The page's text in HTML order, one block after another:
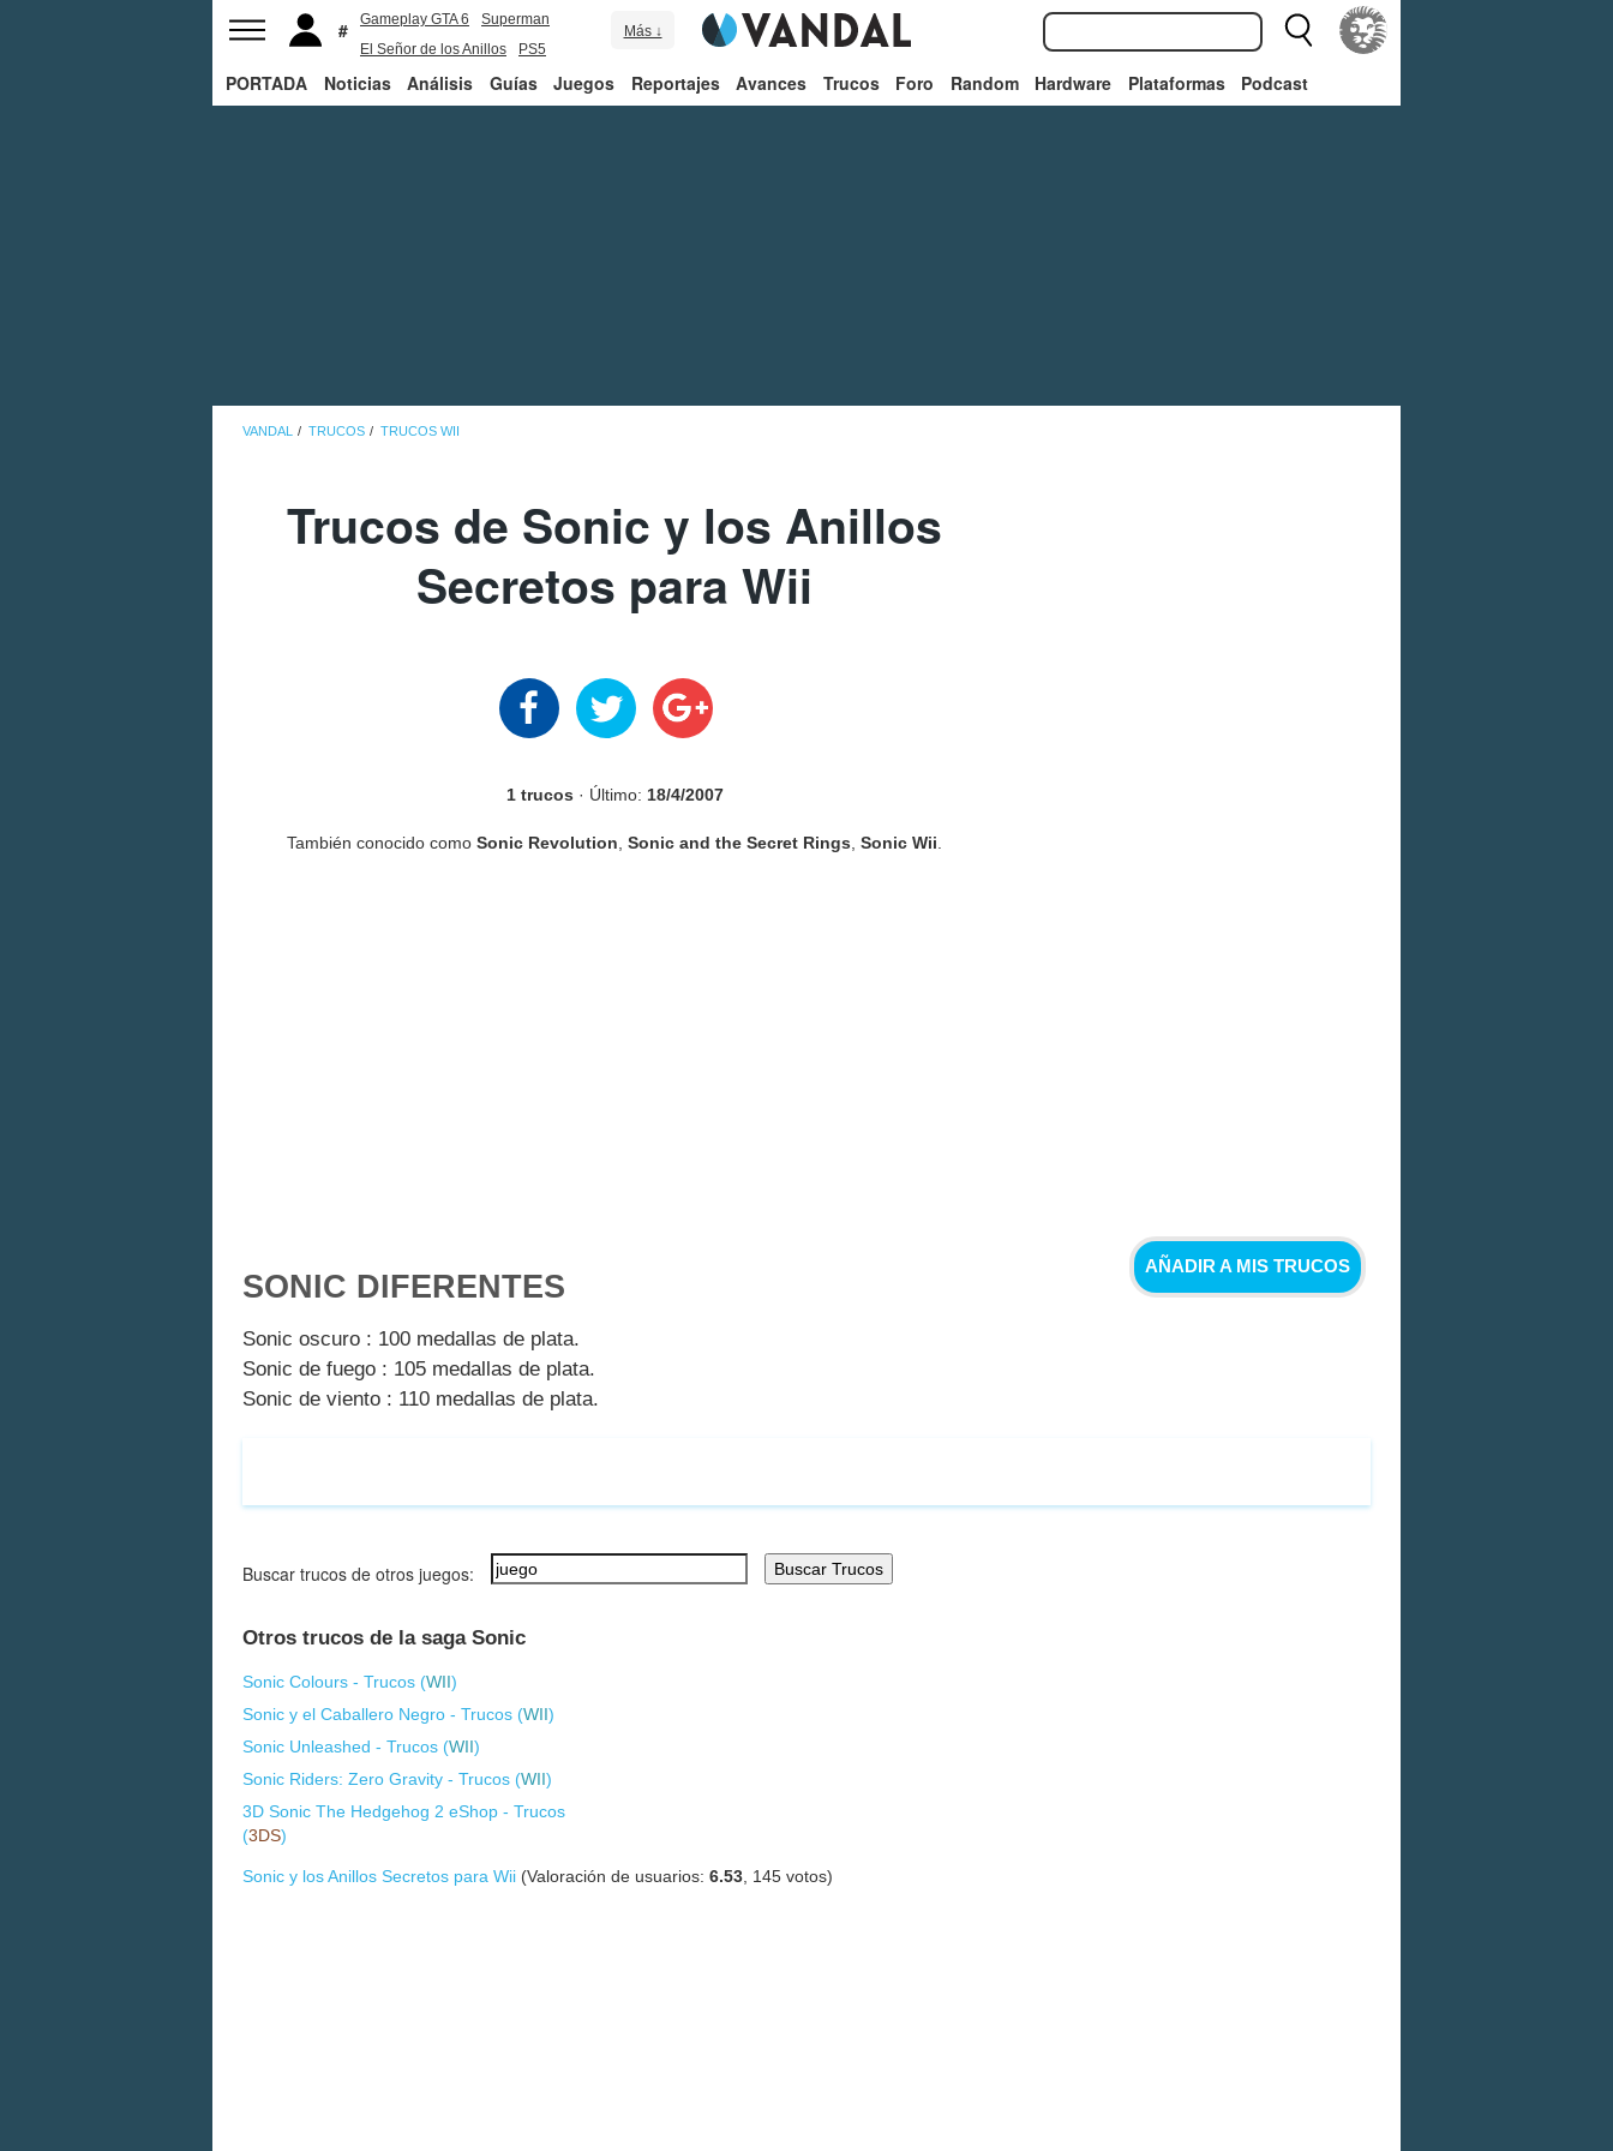
Gameplay GTA 6
Superman
El Señor de los Anillos
PS5
Más ↓
PORTADA Noticias Análisis Guías Juegos Reportajes Avances Trucos Foro Random Hardware Plataformas Podcast
VANDAL TRUCOS TRUCOS WII
Trucos de Sonic y los Anillos
Secretos para Wii
1 trucos · Último: 18/4/2007
También conocido como Sonic Revolution Sonic and the Secret Rings Sonic Wii
AÑADIR A MIS TRUCOS
SONIC DIFERENTES
Sonic oscuro : 100 medallas de plata.
Sonic de fuego : 105 medallas de plata.
Sonic de viento : 110 medallas de plata.
Buscar trucos de otros juegos: Buscar Trucos
Otros trucos de la saga Sonic
Sonic Colours - Trucos (WII)
Sonic y el Caballero Negro - Trucos (WII)
Sonic Unleashed - Trucos (WII)
Sonic Riders: Zero Gravity - Trucos (WII)
3D Sonic The Hedgehog 2 eShop - Trucos
(3DS)
Sonic y los Anillos Secretos para Wii (Valoración de usuarios: 6.53, 145 votos)